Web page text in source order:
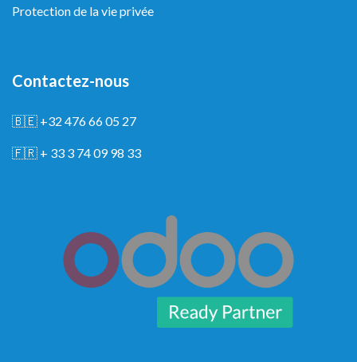
Protection de la vie privée
Contactez-nous
🇧🇪 +32 476 66 05 27
🇫🇷 + 33 3 74 09 98 33